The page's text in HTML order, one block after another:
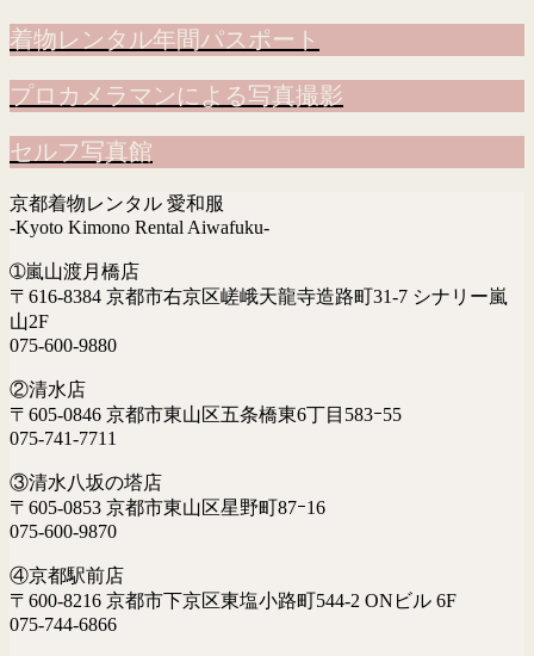
着物レンタル年間パスポート
プロカメラマンによる写真撮影
セルフ写真館
京都着物レンタル 愛和服
-Kyoto Kimono Rental Aiwafuku-
➀嵐山渡月橋店
〒616-8384 京都市右京区嵯峨天龍寺造路町31-7 シナリー嵐
山2F
075-600-9880
②清水店
〒605-0846 京都市東山区五条橋東6丁目583ｰ55
075-741-7711
③清水八坂の塔店
〒605-0853 京都市東山区星野町87ｰ16
075-600-9870
④京都駅前店
〒600-8216 京都市下京区東塩小路町544-2 ONビル 6F
075-744-6866